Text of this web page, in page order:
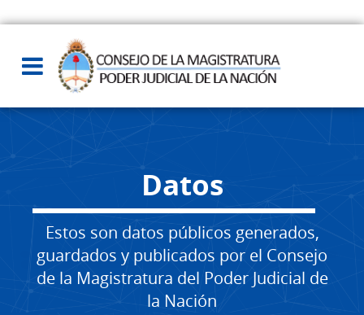
Datos
Estos son datos públicos generados,
guardados y publicados por el Consejo
de la Magistratura del Poder Judicial de
la Nación